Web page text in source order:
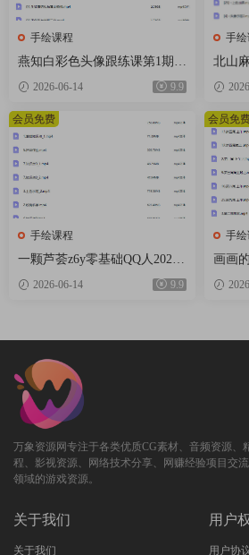
手绘课程
燕知白彩色头像跟练课第1期20
26【画质高清有课件】
2026-06-14 9.9
手绘
北山
月结
手绘课程
一颗芦荟z6y零基础QQ人2026
【画质高清有课件笔刷】
2026-06-14 9.9
会员免费
手绘
画画
期【
会员免
万象资源网专注于各类优质CG素材、音频资源、
程、影视资源、网络技术分享、网赚经验项目交
领域的游戏资源。
关于我们
关于我们
用户
用户协